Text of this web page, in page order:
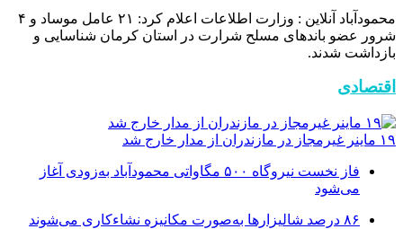
محمودآباد آنلاین : وزارت اطلاعات اعلام کرد: ۲۱ عامل موساد و ۴
شرور عضو باند‌های مسلح شرارت در استان کرمان شناسایی و
بازداشت شدند.
اقتصادی
۱۹ ماینر غیرمجاز در مازندران از مدار خارج شد
فاز نخست نیروگاه ۵۰۰ مگاواتی محمودآباد به‌زودی آغاز
می‌شود
۸۶ درصد شالیزارها به‌صورت مکانیزه نشاءکاری می‌شوند